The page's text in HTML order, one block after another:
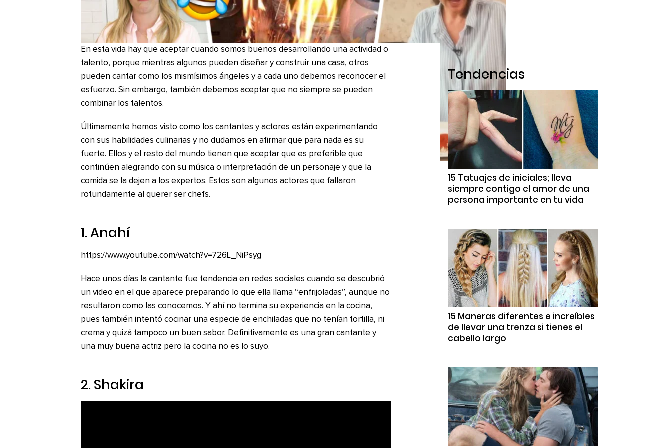
En esta vida hay que aceptar cuando somos buenos desarrollando una actividad o
talento, porque mientras algunos pueden diseñar y construir una casa, otros
pueden cantar como los mismísimos ángeles y a cada uno debemos reconocer el
esfuerzo. Sin embargo, también debemos aceptar que no siempre se pueden
combinar los talentos.
Últimamente hemos visto como los cantantes y actores están experimentando
con sus habilidades culinarias y no dudamos en afirmar que para nada es su
fuerte. Ellos y el resto del mundo tienen que aceptar que es preferible que
continúen alegrando con su música o interpretación de un personaje y que la
comida se la dejen a los expertos. Estos son algunos actores que fallaron
rotundamente al querer ser chefs.
1. Anahí
https://www.youtube.com/watch?v=726L_NiPsyg
Hace unos días la cantante fue tendencia en redes sociales cuando se descubrió
un video en el que aparece preparando lo que ella llama “enfrijoladas”, aunque no
resultaron como las conocemos. Y ahí no termina su experiencia en la cocina,
pues también intentó cocinar una especie de enchiladas que no tenían tortilla, ni
crema y quizá tampoco un buen sabor. Definitivamente es una gran cantante y
una muy buena actriz pero la cocina no es lo suyo.
2. Shakira
Tendencias
15 Tatuajes de iniciales; lleva
siempre contigo el amor de una
persona importante en tu vida
15 Maneras diferentes e increíbles
de llevar una trenza si tienes el
cabello largo